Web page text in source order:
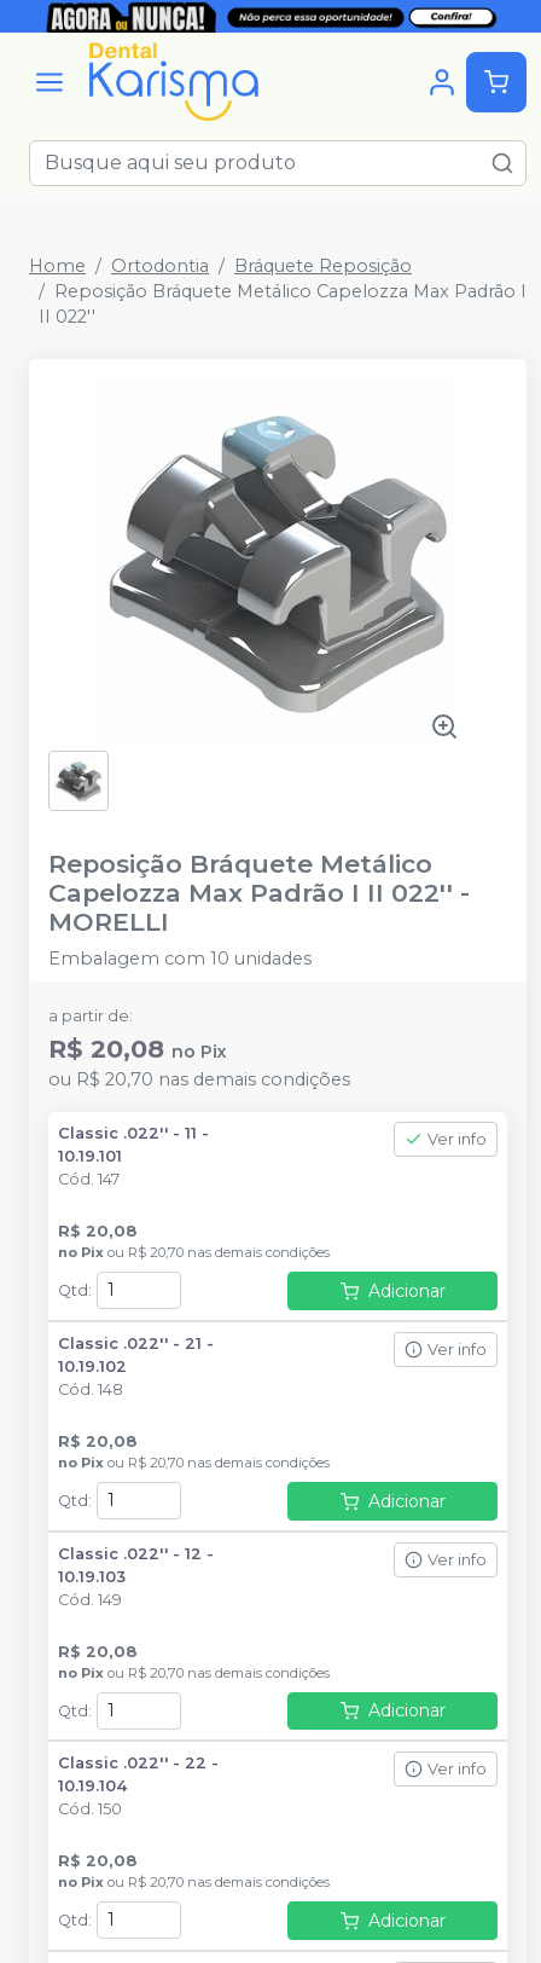
Home Ortodontia
Bráquete Reposição
Reposição Bráquete Metálico Capelozza Max Padrão I
II 022''
Reposição Bráquete Metálico
Capelozza Max Padrão I II 022'' -
MORELLI
Embalagem com 10 unidades
a partir de:
R$ 20,08 no Pix
ou R$ 20,70 nas demais condições
Classic .022'' - 11 -
10.19.101
Cód. 147
Ver info
R$ 20,08
no Pix ou R$ 20,70 nas demais condições
Qtd : Adicionar
Classic .022'' - 21 -
10.19.102
Cód. 148
Ver info
R$ 20,08
no Pix ou R$ 20,70 nas demais condições
Qtd : Adicionar
Classic .022'' - 12 -
10.19.103
Cód. 149
Ver info
R$ 20,08
no Pix ou R$ 20,70 nas demais condições
Qtd: Adicionar
Classic .022'' - 22 -
10.19.104
Cód. 150
Ver info
R$ 20,08
no Pix ou R$ 20,70 nas demais condições
Qtd : Adicionar